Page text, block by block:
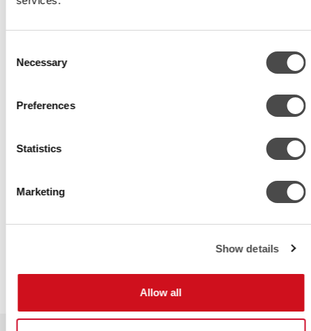
Selection
Necessary
Preferences
Statistics
Marketing
Show details
Allow all
vuoden 0°C asteen tietämillä jos puolet alueen rakennuksista liittyy
tarkoittaa se, että veden lämpötila pysyttelee kesäisin +3°C asteessa.
Todettakoon, että jos kesällä veden lämpötilan pysyy 0°C tietämillä pysyy
Eksoottisuus tulee kasvattamaan turismia Tuusulan alueella, sekä
Haluaisitko sinäkin retkiluistelemaan Tuusulanjärvelle juhannuksena?